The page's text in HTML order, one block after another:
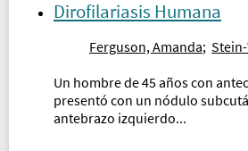
Dirofilariasis Humana
Ferguson, Amanda;
Un hombre de 45 años con
presentó con un nódulo
antebrazo izquierdo...